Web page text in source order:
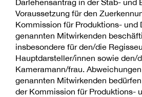
Darlehensantrag in der Stab- und
Voraussetzung für den
Kommission für Produktions- und
genannten Mitwirkenden
insbesondere für den/die
Hauptdarsteller/innen sowie den/
Kameramann/frau.
genannten Mitwirkenden
der Kommission für Produktions-